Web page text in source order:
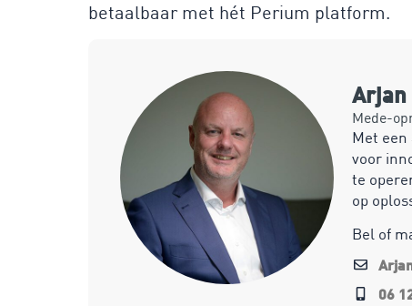
betaalbaar met hét Perium platform.
Mede-
Met een
voor
te
op
Bel of
06